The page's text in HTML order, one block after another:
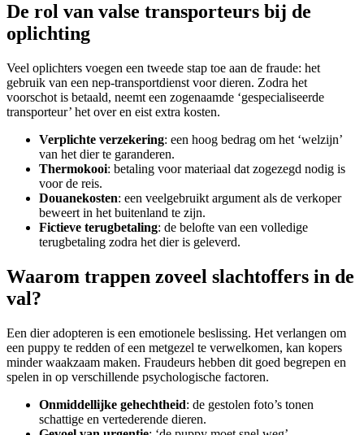
De rol van valse transporteurs bij de
oplichting
Veel oplichters voegen een tweede stap toe aan de fraude: het
gebruik van een nep-transportdienst voor dieren. Zodra het
voorschot is betaald, neemt een zogenaamde ‘gespecialiseerde
transporteur’ het over en eist extra kosten.
Verplichte verzekering: een hoog bedrag om het ‘welzijn’
van het dier te garanderen.
Thermokooi: betaling voor materiaal dat zogezegd nodig is
voor de reis.
Douanekosten: een veelgebruikt argument als de verkoper
beweert in het buitenland te zijn.
Fictieve terugbetaling: de belofte van een volledige
terugbetaling zodra het dier is geleverd.
Waarom trappen zoveel slachtoffers in de
val?
Een dier adopteren is een emotionele beslissing. Het verlangen om
een puppy te redden of een metgezel te verwelkomen, kan kopers
minder waakzaam maken. Fraudeurs hebben dit goed begrepen en
spelen in op verschillende psychologische factoren.
Onmiddellijke gehechtheid: de gestolen foto’s tonen
schattige en vertederende dieren.